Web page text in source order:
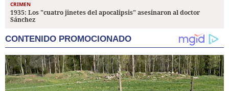
CRIMEN
1935: Los "cuatro jinetes del apocalipsis" asesinaron al doctor
Sánchez
CONTENIDO PROMOCIONADO